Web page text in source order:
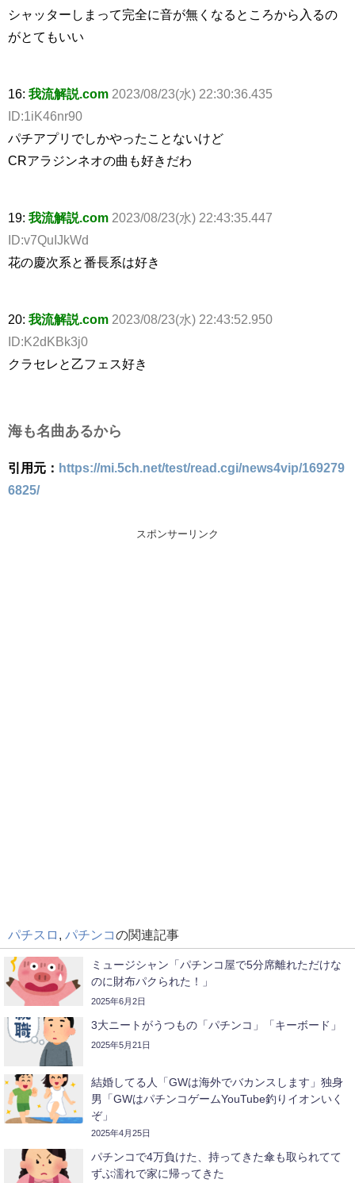
シャッターしまって完全に音が無くなるところから入るの
がとてもいい
16: 我流解説.com 2023/08/23(水) 22:30:36.435
ID:1iK46nr90
パチアプリでしかやったことないけど
CRアラジンネオの曲も好きだわ
19: 我流解説.com 2023/08/23(水) 22:43:35.447
ID:v7QuIJkWd
花の慶次系と番長系は好き
20: 我流解説.com 2023/08/23(水) 22:43:52.950
ID:K2dKBk3j0
クラセレと乙フェス好き
海も名曲あるから
引用元： https://mi.5ch.net/test/read.cgi/news4vip/169279
6825/
スポンサーリンク
パチスロ , パチンコの関連記事
ミュージシャン「パチンコ屋で5分席離れただけな
のに財布パクられた！」
2025年6月2日
3大ニートがうつもの「パチンコ」「キーボード」
2025年5月21日
結婚してる人「GWは海外でバカンスします」独身
男「GWはパチンコゲームYouTube釣りイオンいく
ぞ」
2025年4月25日
パチンコで4万負けた、持ってきた傘も取られてて
ずぶ濡れで家に帰ってきた